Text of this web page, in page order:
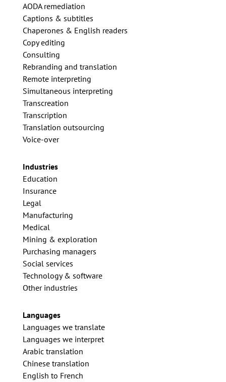
AODA remediation
Captions & subtitles
Chaperones & English readers
Copy editing
Consulting
Rebranding and translation
Remote interpreting
Simultaneous interpreting
Transcreation
Transcription
Translation outsourcing
Voice-over
Industries
Education
Insurance
Legal
Manufacturing
Medical
Mining & exploration
Purchasing managers
Social services
Technology & software
Other industries
Languages
Languages we translate
Languages we interpret
Arabic translation
Chinese translation
English to French